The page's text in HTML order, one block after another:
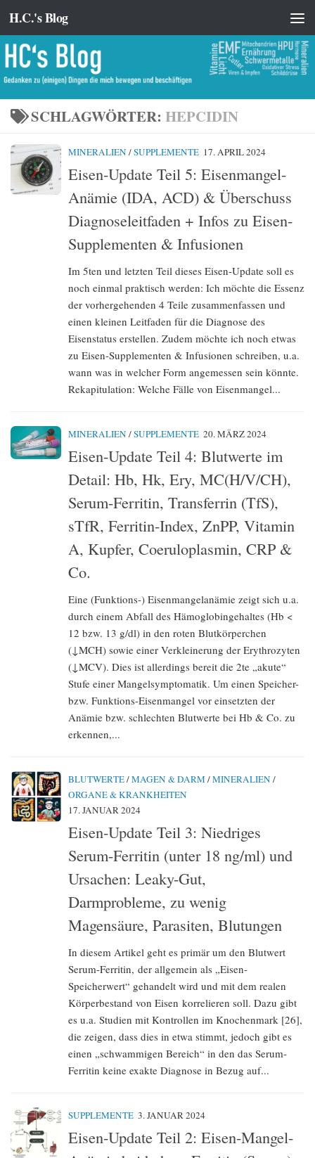
Zum Inhalt springen
H.C.'s Blog
SCHLAGWÖRTER: HEPCIDIN
MINERALIEN /SUPPLEMENTE 17. APRIL 2024
Eisen-Update Teil 5: Eisenmangel-
Anämie (IDA, ACD) & Überschuss
Diagnoseleitfaden + Infos zu Eisen-
Supplementen & Infusionen
Im 5ten und letzten Teil dieses Eisen-Update soll es
noch einmal praktisch werden: Ich möchte die Essenz
der vorhergehenden 4 Teile zusammenfassen und
einen kleinen Leitfaden für die Diagnose des
Eisenstatus erstellen. Zudem möchte ich noch etwas
zu Eisen-Supplementen & Infusionen schreiben, u.a.
wann was in welcher Form angemessen sein könnte.
Rekapitulation: Welche Fälle von Eisenmangel...
MINERALIEN /SUPPLEMENTE 20. MÄRZ 2024
Eisen-Update Teil 4: Blutwerte im
Detail: Hb, Hk, Ery, MC(H/V/CH),
Serum-Ferritin, Transferrin (TfS),
sTfR, Ferritin-Index, ZnPP, Vitamin
A, Kupfer, Coeruloplasmin, CRP &
Co.
Eine (Funktions-) Eisenmangelanämie zeigt sich u.a.
durch einem Abfall des Hämoglobingehaltes (Hb <
12 bzw. 13 g/dl) in den roten Blutkörperchen
(↓MCH) sowie einer Verkleinerung der Erythrozyten
(↓MCV). Dies ist allerdings bereit die 2te „akute“
Stufe einer Mangelsymptomatik. Um einen Speicher-
bzw. Funktions-Eisenmangel vor einsetzten der
Anämie bzw. schlechten Blutwerte bei Hb & Co. zu
erkennen,...
BLUTWERTE/MAGEN & DARM /MINERALIEN /
ORGANE & KRANKHEITEN
17. JANUAR 2024
Eisen-Update Teil 3: Niedriges
Serum-Ferritin (unter 18 ng/ml) und
Ursachen: Leaky-Gut,
Darmprobleme, zu wenig
Magensäure, Parasiten, Blutungen
In diesem Artikel geht es primär um den Blutwert
Serum-Ferritin, der allgemein als „Eisen-
Speicherwert“ gehandelt wird und mit dem realen
Körperbestand von Eisen korrelieren soll. Dazu gibt
es u.a. Studien mit Kontrollen im Knochenmark [26],
die zeigen, dass dies in etwa stimmt, jedoch gibt es
einen „schwammigen Bereich“ in den das Serum-
Ferritin keine exakte Diagnose in Bezug auf...
SUPPLEMENTE 3. JANUAR 2024
Eisen-Update Teil 2: Eisen-Mangel-